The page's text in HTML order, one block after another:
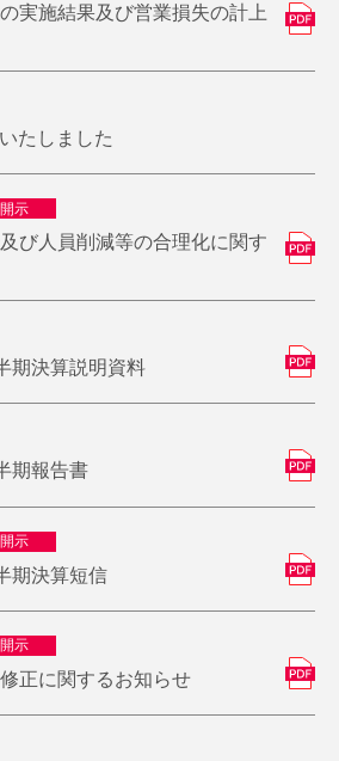
実施結果及び営業損失の計上
たしました
示
び人員削減等の合理化に関す
期決算説明資料
期報告書
示
期決算短信
示
正に関するお知らせ